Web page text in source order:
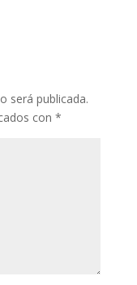
será publicada.
con *